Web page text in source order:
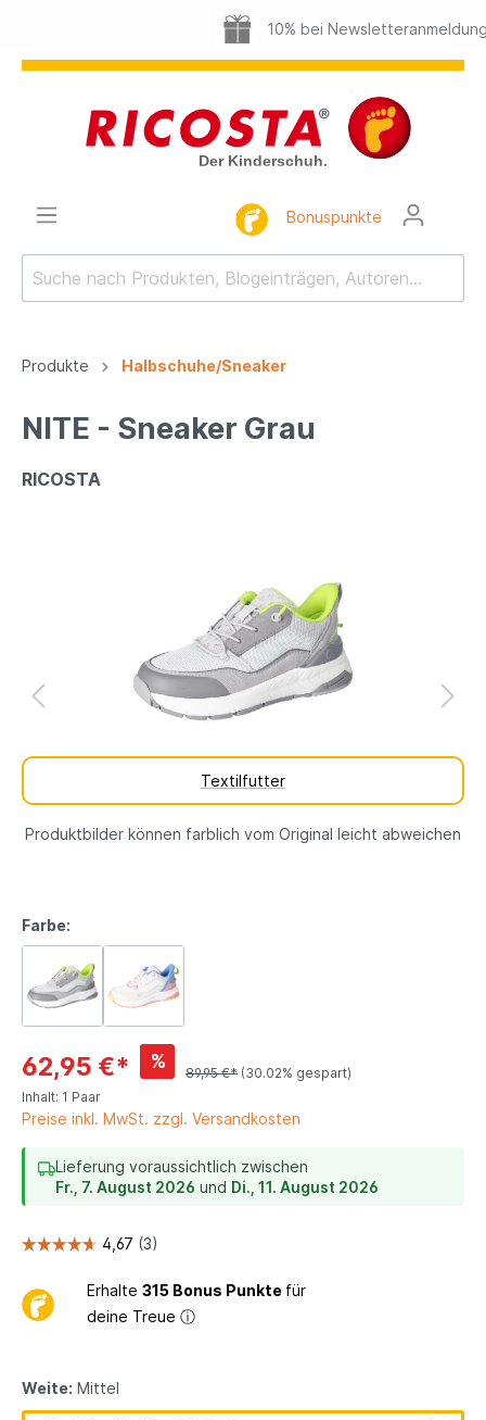
10% bei Newsletteranmeldung
Bonuspunkte
Produkte Halbschuhe/Sneaker
NITE - Sneaker Grau
RICOSTA
Textilfutter
Produktbilder können farblich vom Original leicht abweichen
Farbe:
62,95 €* %
89,95 €* (30.02% gespart)
Inhalt: 1 Paar
Preise inkl. MwSt. zzgl. Versandkosten
Lieferung voraussichtlich zwischen
Fr., 7. August 2026 und Di., 11. August 2026
Erhalte 315 Bonus Punkte für
deine Treue ⓘ
Weite: Mittel